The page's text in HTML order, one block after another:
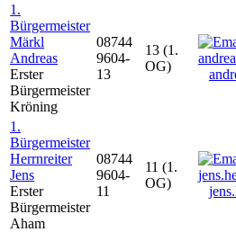
1.
Bürgermeister
Märkl
Andreas
Erster
Bürgermeister
Kröning
08744
9604-
13
13 (1.
OG)
1.
Bürgermeister
Herrnreiter
Jens
Erster
Bürgermeister
Aham
08744
9604-
11
11 (1.
OG)